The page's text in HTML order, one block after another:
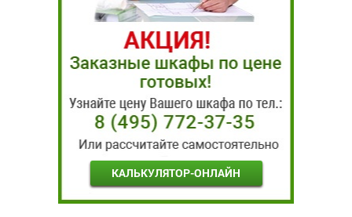
КАЛЬКУЛЯТОР-ОНЛАЙН